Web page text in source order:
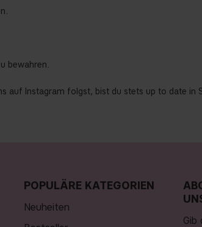
bewahren.
auf Instagram folgst, bist du stets up to date in
POPULÄRE KATEGORIEN
neuheiten
Gib